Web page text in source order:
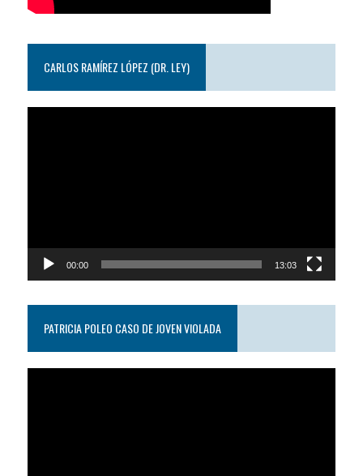
CARLOS RAMÍREZ LÓPEZ (DR. LEY)
00:00 13:03
PATRICIA POLEO CASO DE JOVEN VIOLADA